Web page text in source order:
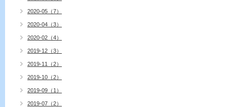
2020-05（7）
2020-04（3）
2020-02（4）
2019-12（3）
2019-11（2）
2019-10（2）
2019-09（1）
2019-07（2）